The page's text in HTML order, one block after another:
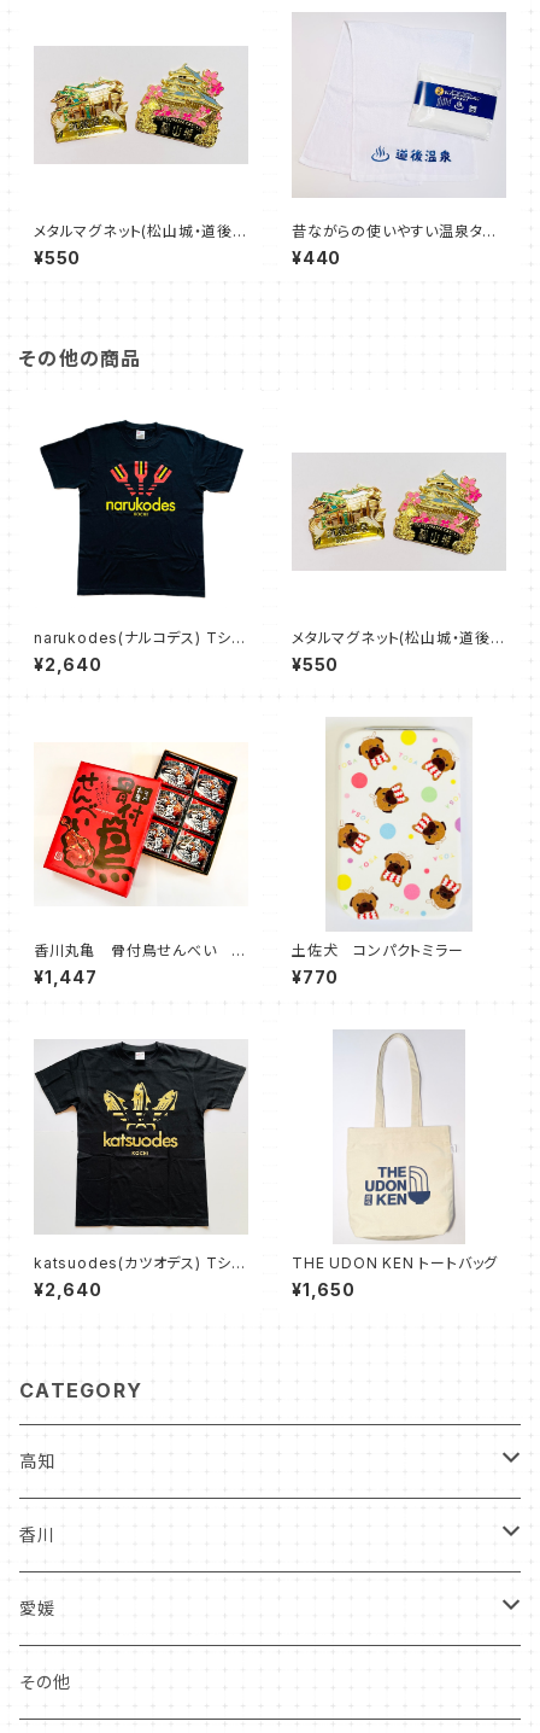
メタルマグネット(松山城・道後温
泉)
¥550
昔ながらの使いやすい温泉タオ
ル(道後温泉)
¥440
その他の商品
narukodes(ナルコデス) Tシャ
ツ
¥2,640
メタルマグネット(松山城・道後温
泉)
¥550
香川丸亀 骨付鳥せんべい 3
0枚入
¥1,447
土佐犬 コンパクトミラー
¥770
katsuodes(カツオデス) Tシャ
ツ 金
¥2,640
THE UDON KEN トートバッグ
¥1,650
CATEGORY
高知
食品
雑貨
香川
食品
雑貨
愛媛
雑貨
その他